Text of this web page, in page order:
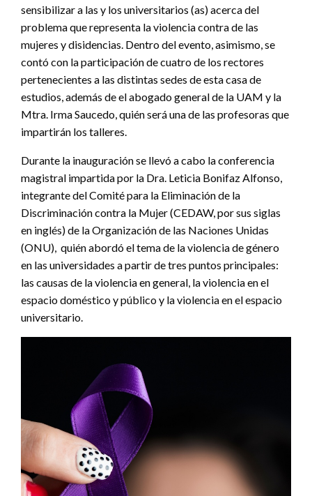
sensibilizar a las y los universitarios (as) acerca del
problema que representa la violencia contra de las
mujeres y disidencias. Dentro del evento, asimismo, se
contó con la participación de cuatro de los rectores
pertenecientes a las distintas sedes de esta casa de
estudios, además de el abogado general de la UAM y la
Mtra. Irma Saucedo, quién será una de las profesoras que
impartirán los talleres.
Durante la inauguración se llevó a cabo la conferencia
magistral impartida por la Dra. Leticia Bonifaz Alfonso,
integrante del Comité para la Eliminación de la
Discriminación contra la Mujer (CEDAW, por sus siglas
en inglés) de la Organización de las Naciones Unidas
(ONU), quién abordó el tema de la violencia de género
en las universidades a partir de tres puntos principales:
las causas de la violencia en general, la violencia en el
espacio doméstico y público y la violencia en el espacio
universitario.